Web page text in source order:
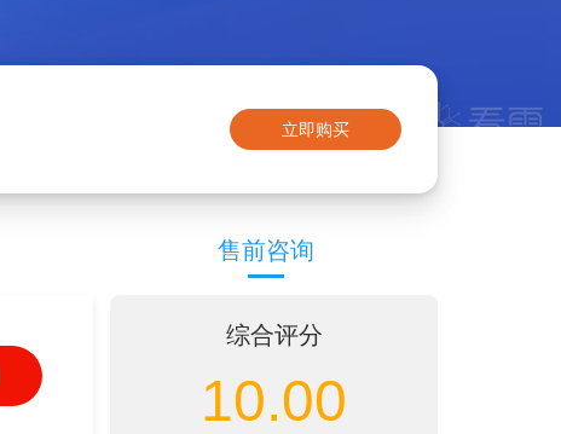
立即购买
售前咨询
综合评分
10.00